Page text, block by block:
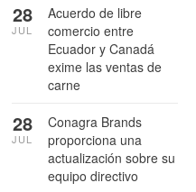
Acuerdo de libre
comercio entre
Ecuador y Canadá
exime las ventas de
carne
28
JUL
Conagra Brands
proporciona una
actualización sobre su
equipo directivo
28
JUL